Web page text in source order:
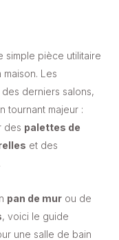
simple pièce utilitaire
Les
derniers salons,
tournant majeur :
des palettes de
et des
pan de mur ou de
, voici le guide
une salle de bain